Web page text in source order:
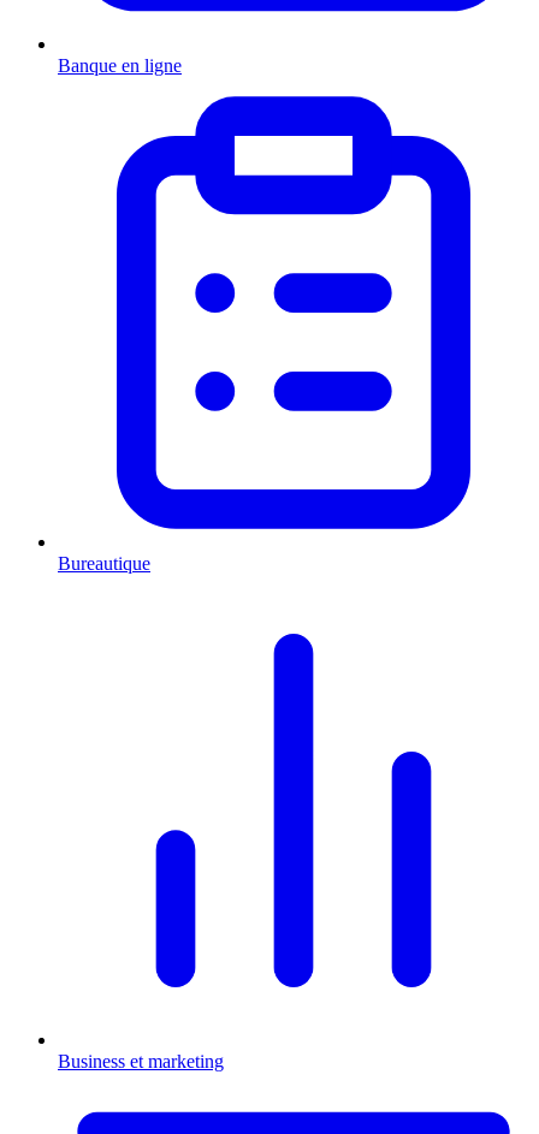
Banque en ligne
Bureautique
Business et marketing